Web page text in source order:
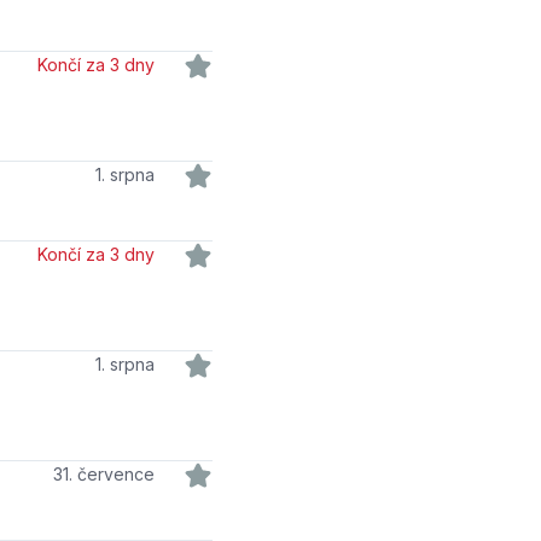
Končí za 3 dny
1. srpna
Končí za 3 dny
1. srpna
31. července